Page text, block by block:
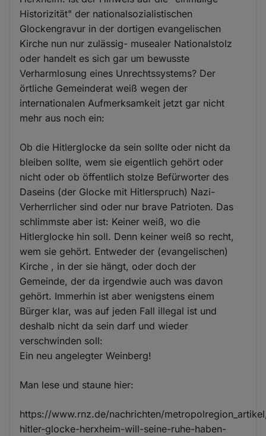
Historizität" der nationalsozialistischen
Glockengravur in der dortigen evangelischen
Kirche nun nur zulässig- musealer Nationalstolz
oder handelt es sich gar um bewusste
Verharmlosung eines Unrechtssystems? Der
örtliche Gemeinderat weiß wegen der
internationalen Aufmerksamkeit jetzt gar nicht
mehr aus noch ein:
Ob die Hitlerglocke da sein sollte oder nicht da
bleiben sollte, wem sie eigentlich gehört oder
nicht oder ob öffentlich stolze Befürworter des
Daseins (der Glocke mit Hitlerspruch) Nazi-
Verherrlicher sind oder nur brave Patrioten. Das
schlimmste aber ist: Keiner weiß, wo die
Hitlerglocke hin soll. Denn keiner weiß so recht,
wem sie gehört. Entweder der (evangelischen)
Kirche , in der sie hängt, oder doch der
Gemeinde, der da irgendwie auch was davon
gehört. Immerhin ist aber wenigstens einem
Bürger klar, was auf jeden Fall illegal ist und
deshalb nicht da sein darf und wieder
verschwinden soll:
Ein neu angelegter Weinberg!
Man lese und staune hier:
https://www.rnz.de/nachrichten/
hitler-glocke-herxheim-will-seine-ruhe-haben-
und
Cookies